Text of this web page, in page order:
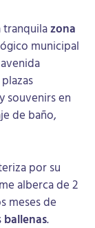
tranquilazona
municipal
souvenirs en
de baño,
por su
alberca de 2
meses de
ballenas.